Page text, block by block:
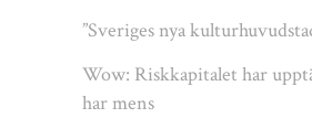
”Sveriges nya
Wow: Riskkapitalet har
har mens